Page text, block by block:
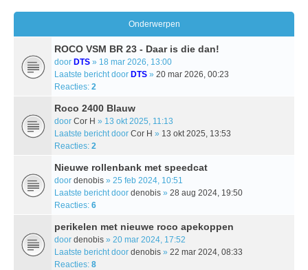
Onderwerpen
ROCO VSM BR 23 - Daar is die dan!
door DTS » 18 mar 2026, 13:00
Laatste bericht door DTS » 20 mar 2026, 00:23
Reacties: 2
Roco 2400 Blauw
door Cor H » 13 okt 2025, 11:13
Laatste bericht door Cor H » 13 okt 2025, 13:53
Reacties: 2
Nieuwe rollenbank met speedcat
door denobis » 25 feb 2024, 10:51
Laatste bericht door denobis » 28 aug 2024, 19:50
Reacties: 6
perikelen met nieuwe roco apekoppen
door denobis » 20 mar 2024, 17:52
Laatste bericht door denobis » 22 mar 2024, 08:33
Reacties: 8